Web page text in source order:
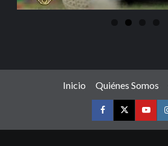
Inicio Quiénes Somos